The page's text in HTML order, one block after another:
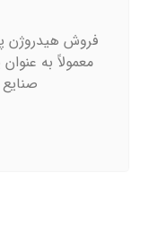
فروش هیدروژن
معمولاً به